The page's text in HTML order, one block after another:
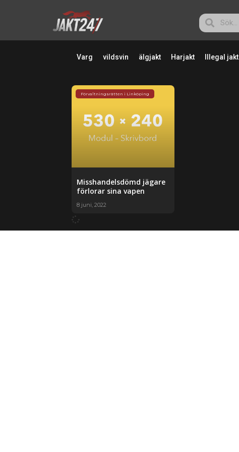
Varg vildsvin älgjakt Harjakt Illegal jakt
Förvaltningsrätten i Linköping
Misshandelsdömd jägare
förlorar sina vapen
8 juni, 2022